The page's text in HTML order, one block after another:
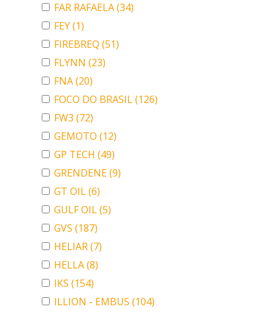
FAR RAFAELA(34)
FEY(1)
FIREBREQ (51)
FLYNN (23)
FNA(20)
FOCO DO BRASIL(126)
FW3 (72)
GEMOTO (12)
GP TECH (49)
GRENDENE(9)
GT OIL(6)
GULF OIL(5)
GVS (187)
HELIAR(7)
HELLA(8)
IKS (154)
ILLION - EMBUS (104)